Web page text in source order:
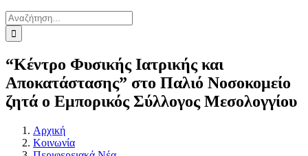
Αναζήτηση
για:
“Κέντρο Φυσικής Ιατρικής και
Αποκατάστασης” στο Παλιό Νοσοκομείο
ζητά ο Εμπορικός Σύλλογος Μεσολογγίου
Αρχική
Κοινωνία